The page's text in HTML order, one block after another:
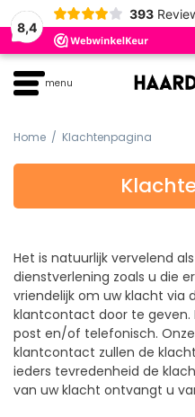
8,4
393
Skip
content
menu
Home / Klachtenpagina
Het is natuurlijk vervelend
dienstverlening zoals u die
vriendelijk om uw klacht via
klantcontact door te geven.
post en/of telefonisch.
klantcontact zullen de
ieders tevredenheid de
van uw klacht ontvangt u